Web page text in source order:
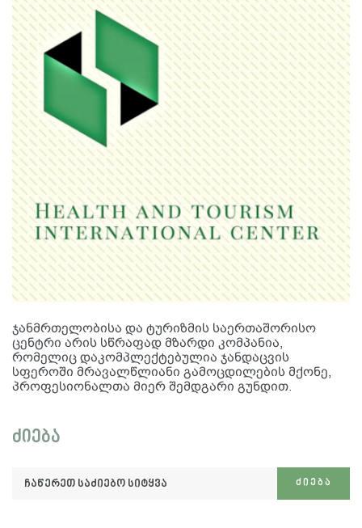
ჯანმრთელობისა და ტურიზმის საერთაშორისო
ცენტრი არის სწრაფად მზარდი კომპანია,
რომელიც დაკომპლექტებულია ჯანდაცვის
სფეროში მრავალწლიანი გამოცდილების მქონე,
პროფესიონალთა მიერ შემდგარი გუნდით.
ძიება
ჩაწერეთ
ᲫᲘᲔᲑᲐ